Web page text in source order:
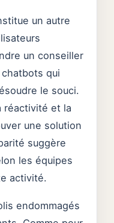
un autre
un conseiller
qui
le souci.
réactivité et la
une solution
suggère
les équipes
activité.
endommagés